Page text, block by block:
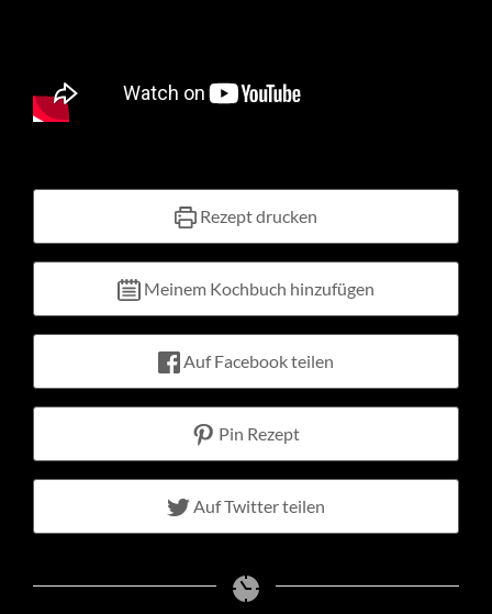
Rezept drucken
Meinem Kochbuch hinzufügen
Auf Facebook teilen
Pin Rezept
Auf Twitter teilen